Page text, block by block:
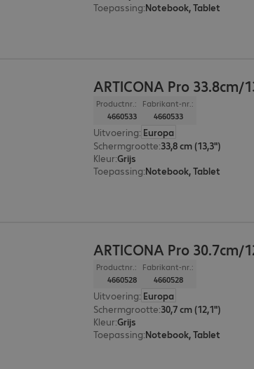
Toepassing:Notebook, Tablet
ARTICONA Pro 33.8cm/
Productnr.:
4660533
Fabrikant-nr.:
4660533
Uitvoering: Europa
Schermgrootte:33,8 cm (13,3")
Kleur:Grijs
Toepassing:Notebook, Tablet
ARTICONA Pro 30.7cm/
Productnr.:
4660528
Fabrikant-nr.:
4660528
Uitvoering: Europa
Schermgrootte:30,7 cm (12,1")
Kleur:Grijs
Toepassing:Notebook, Tablet